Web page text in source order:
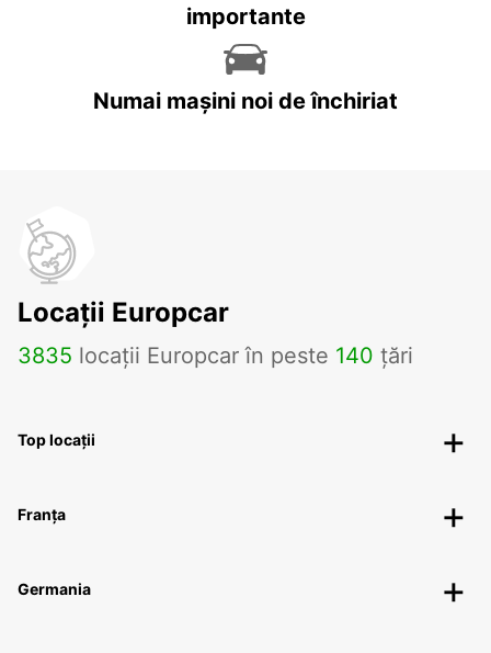
importante
Numai mașini noi de închiriat
Locații Europcar
3835 locații Europcar în peste 140 țări
Top locații
Franța
Germania